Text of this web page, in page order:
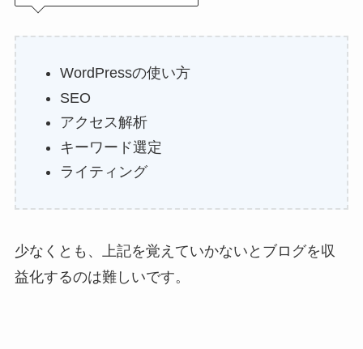
WordPressの使い方
SEO
アクセス解析
キーワード選定
ライティング
少なくとも、上記を覚えていかないとブログを収
益化するのは難しいです。